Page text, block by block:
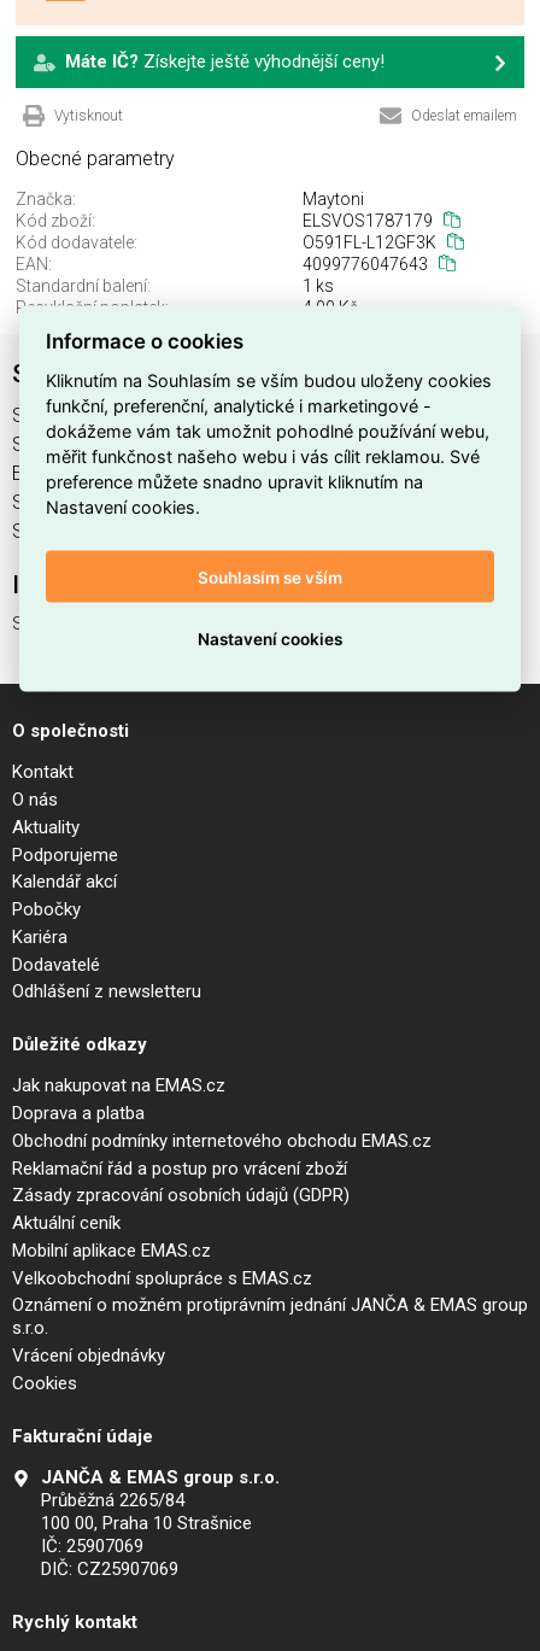
Máte IČ? Získejte ještě výhodnější ceny!
Vytisknout Odeslat emailem
Obecné parametry
Značka:
Maytoni
Kód zboží:
ELSVOS1787179
Kód dodavatele:
O591FL-L12GF3K
EAN:
4099776047643
Standardní balení:
1 ks
Recyklační poplatek:
4,00 Kč
Svítidlo O591FL-L12GF3K
Svítidlo O591FL-L12GF3K najdete v kategoriích Svítidla,
Svítidla, světelné zdroje a LED osvětlení, výrobce Maytoni,
EAN 4099776047643, kód dodavatele O591FL-L12GF3K.
Svítidlo O591FL-L12GF3K nabízíme od 1 ks. Kód EMAS
Svítidlo O591FL-L12GF3K je ELSVOS1787179.
Interní název produktu
Svítidlo O591FL-L12GF3K
O společnosti
Kontakt
O nás
Aktuality
Podporujeme
Kalendář akcí
Pobočky
Kariéra
Dodavatelé
Odhlášení z newsletteru
Důležité odkazy
Jak nakupovat na EMAS.cz
Doprava a platba
Obchodní podmínky internetového obchodu EMAS.cz
Reklamační řád a postup pro vrácení zboží
Zásady zpracování osobních údajů (GDPR)
Aktuální ceník
Mobilní aplikace EMAS.cz
Velkoobchodní spolupráce s EMAS.cz
Oznámení o možném protiprávním jednání JANČA & EMAS group
s.r.o.
Vrácení objednávky
Cookies
Fakturační údaje
JANČA & EMAS group s.r.o.
Průběžná 2265/84
100 00, Praha 10 Strašnice
IČ: 25907069
DIČ: CZ25907069
Rychlý kontakt
Informace o cookies
Kliknutím na Souhlasím se vším budou uloženy cookies
funkční, preferenční, analytické i marketingové -
dokážeme vám tak umožnit pohodlné používání webu,
měřit funkčnost našeho webu i vás cílit reklamou. Své
preference můžete snadno upravit kliknutím na
Nastavení cookies.
Souhlasím se vším
Nastavení cookies